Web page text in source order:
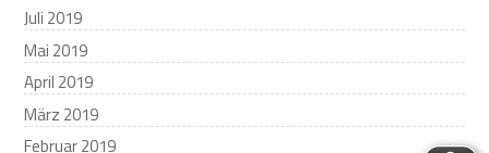
Juli 2019
Mai 2019
April 2019
März 2019
Februar 2019